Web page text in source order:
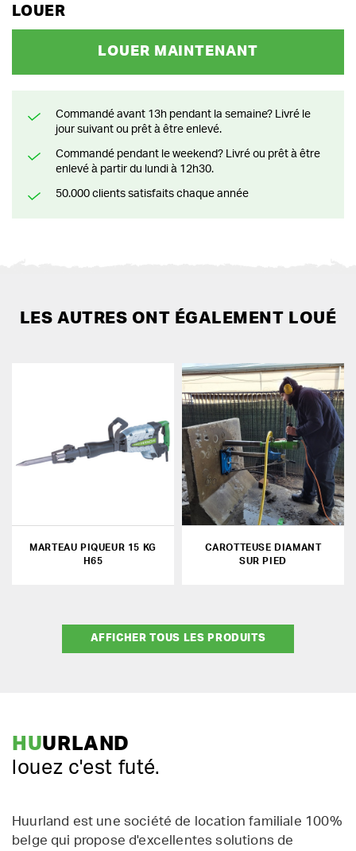
LOUER
LOUER MAINTENANT
Commandé avant 13h pendant la semaine? Livré le
jour suivant ou prêt à être enlevé.
Commandé pendant le weekend? Livré ou prêt à être
enlevé à partir du lundi à 12h30.
50.000 clients satisfaits chaque année
LES AUTRES ONT ÉGALEMENT LOUÉ
MARTEAU PIQUEUR 15 KG
H65
CAROTTEUSE DIAMANT
SUR PIED
AFFICHER TOUS LES PRODUITS
HUURLAND
louez c'est futé.
Huurland est une société de location familiale 100%
belge qui propose d'excellentes solutions de